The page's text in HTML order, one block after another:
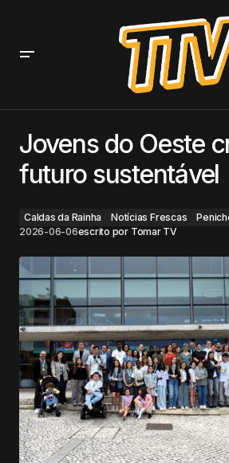
Jovens do Oeste
futuro sustentável
Caldas da Rainha Notícias Frescas
2026-06-06escrito por Tomar TV